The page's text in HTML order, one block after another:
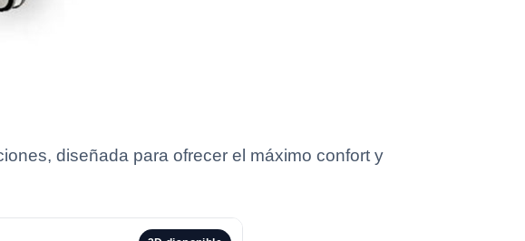
diseñada para ofrecer el máximo confort y